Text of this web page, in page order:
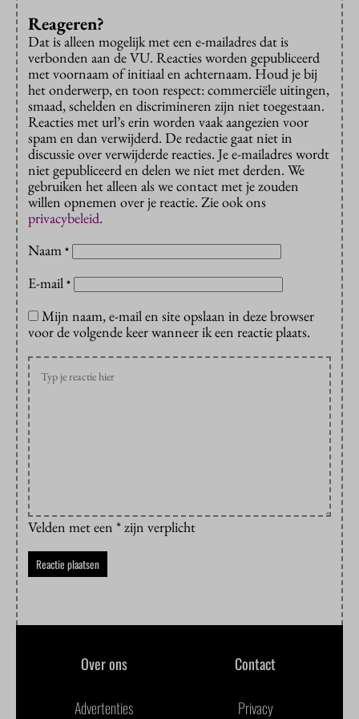
Reageren?
Dat is alleen mogelijk met een e-mailadres dat is
verbonden aan de VU. Reacties worden gepubliceerd
met voornaam of initiaal en achternaam. Houd je bij
het onderwerp, en toon respect: commerciële uitingen,
smaad, schelden en discrimineren zijn niet toegestaan.
Reacties met url’s erin worden vaak aangezien voor
spam en dan verwijderd. De redactie gaat niet in
discussie over verwijderde reacties. Je e-mailadres wordt
niet gepubliceerd en delen we niet met derden. We
gebruiken het alleen als we contact met je zouden
willen opnemen over je reactie. Zie ook ons
privacybeleid.
Naam *
E-mail *
Mijn naam, e-mail en site opslaan in deze browser
voor de volgende keer wanneer ik een reactie plaats.
Velden met een * zijn verplicht
Over ons Contact
Advertenties Privacy